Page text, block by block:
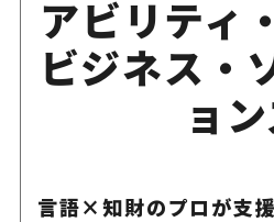
アビリティ
ビジネス・
ョ
言語×知財のプロが支